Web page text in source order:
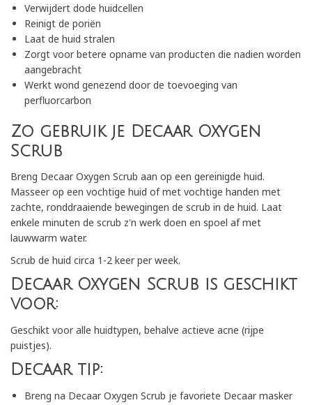
Verwijdert dode huidcellen
Reinigt de poriën
Laat de huid stralen
Zorgt voor betere opname van producten die nadien worden
aangebracht
Werkt wond genezend door de toevoeging van
perfluorcarbon
Zo gebruik je Decaar Oxygen
Scrub
Breng Decaar Oxygen Scrub aan op een gereinigde huid.
Masseer op een vochtige huid of met vochtige handen met
zachte, ronddraaiende bewegingen de scrub in de huid. Laat
enkele minuten de scrub z'n werk doen en spoel af met
lauwwarm water.
Scrub de huid circa 1-2 keer per week.
Decaar Oxygen Scrub is geschikt
voor:
Geschikt voor alle huidtypen, behalve actieve acne (rijpe
puistjes).
Decaar tip:
Breng na Decaar Oxygen Scrub je favoriete Decaar masker